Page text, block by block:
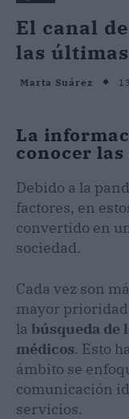
El canal
las
Marta Suárez
La
conocer las
Debido a la
factores, en
convertido en
sociedad.
Cada vez son
mayor
la búsqueda de
médicos. Esto
ámbito se
comunicación
servicios.